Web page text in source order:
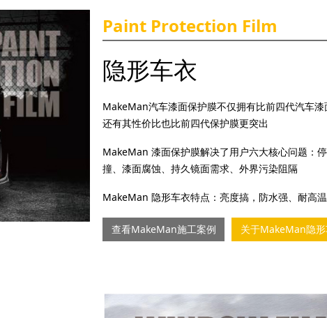
Paint Protection Film
隐形车衣
MakeMan汽车漆面保护膜不仅拥有比前四代汽车漆
还有其性价比也比前四代保护膜更突出
MakeMan 漆面保护膜解决了用户六大核心问题：
撞、漆面腐蚀、持久镜面需求、外界污染阻隔
MakeMan 隐形车衣特点：亮度搞，防水强、耐高
查看MakeMan施工案例 关于MakeMan隐